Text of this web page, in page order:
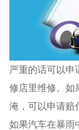
严重的话可以申
修店里维修。如
淹，可以申请赔
如果汽车在暴雨